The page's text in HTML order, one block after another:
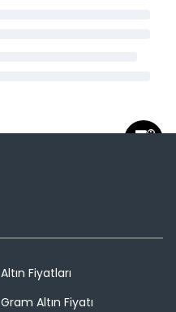
Altın Fiyatları
Gram Altın Fiyatı